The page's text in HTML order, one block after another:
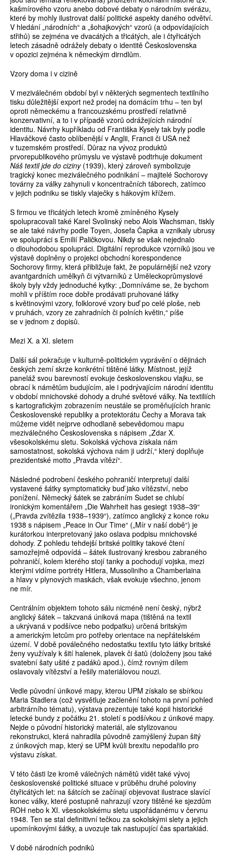
kašmírového vzoru anebo dobové debaty o národním svérázu,
které by mohly ilustrovat další politické aspekty daného odvětví.
V hledání „národních“ a „šohajkových“ vzorů (a odpovídajících
střihů) se zejména ve dvacátých a třicátých, ale i čtyřicátých
letech zásadně odrážely debaty o identitě Československa
v opozici zejména k německým dirndlům.
Vzory doma i v cizině
V meziválečném období byl v některých segmentech textilního
tisku důležitější export než prodej na domácím trhu – ten byl
oproti německému a francouzskému prostředí relativně
konzervativní, a to i v případě vzorů odrážejících národní
identitu. Návrhy kupříkladu od Františka Kysely tak byly podle
Hlaváčkové často oblíbenější v Anglii, Francii či USA než
v tuzemském prostředí. Důraz na vývoz produktů
prvorepublikového průmyslu ve výstavě podtrhuje dokument
Náš textil jde do ciziny(1939), který zároveň symbolizuje
tragický konec meziválečného podnikání – majitelé Sochorovy
továrny za války zahynuli v koncentračních táborech, zatímco
v jejich podniku se tiskly vlaječky s hákovým křížem.
S firmou ve třicátých letech kromě zmíněného Kysely
spolupracovali také Karel Svolinský nebo Alois Wachsman, tiskly
se ale také návrhy podle Toyen, Josefa Čapka a vznikaly ubrusy
ve spolupráci s Emilií Paličkovou. Nikdy se však nejednalo
o dlouhodobou spolupráci. Digitální reprodukce vzorníků jsou ve
výstavě doplněny o projekci obchodní korespondence
Sochorovy firmy, která přibližuje fakt, že populárnější než vzory
avantgardních umělkyň či výtvarníků z Uměleckoprůmyslové
školy byly vždy jednoduché kytky: „Domníváme se, že bychom
mohli v příštím roce dobře prodávati pruhované látky
s květinovými vzory, folklorové vzory buď po celé ploše, neb
v pruhách, vzory ze zahradních či polních květin,“ píše
se v jednom z dopisů.
Mezi X. a XI. sletem
Další sál pokračuje v kulturně-politickém vyprávění o dějinách
českých zemí skrze konkrétní tištěné látky. Místnost, jejíž
paneláž svou barevností evokuje československou vlajku, se
obrací k námětům budujícím, ale i podrývajícím národní identitu
v období mnichovské dohody a druhé světové války. Na textiliích
s kartografickým zobrazením neustále se proměňujících hranic
Československé republiky a protektorátu Čechy a Morava tak
můžeme vidět nejprve odhodlaně sebevědomou mapu
meziválečného Československa s nápisem „Zdar X.
všesokolskému sletu. Sokolská výchova získala nám
samostatnost, sokolská výchova nám ji udrží,“ který doplňuje
prezidentské motto „Pravda vítězí“.
Následné podrobení českého pohraničí interpretují další
vystavené šátky symptomaticky buď jako vítězství, nebo
ponížení. Německý šátek se zabráním Sudet se chlubí
ironickým komentářem „Die Wahrheit has gesiegt 1938–39“
(„Pravda zvítězila 1938–1939“), zatímco anglický z konce roku
1938 s nápisem „Peace in Our Time“ („Mír v naší době“) je
kurátorkou interpretovaný jako oslava podpisu mnichovské
dohody. Z pohledu tehdejší britské politiky takové čtení
samozřejmě odpovídá – šátek ilustrovaný kresbou zabraného
pohraničí, kolem kterého stojí tanky a pochodují vojska, mezi
kterými vidíme portréty Hitlera, Mussoliniho a Chamberlaina
a hlavy v plynových maskách, však evokuje všechno, jenom
ne mír.
Centrálním objektem tohoto sálu nicméně není český, nýbrž
anglický šátek – takzvaná úniková mapa (tištěná na textil
a ukrývaná v podšívce nebo podpatku) určená britským
a americkým letcům pro potřeby orientace na nepřátelském
území. V době poválečného nedostatku textilu tyto látky britské
ženy využívaly k šití halenek, plavek či šatů (doloženy jsou také
svatební šaty ušité z padáků apod.), čímž rovným dílem
oslavovaly vítězství a řešily materiálovou nouzi.
Vedle původní únikové mapy, kterou UPM získalo se sbírkou
Maria Stadlera (což vysvětluje začlenění tohoto na první pohled
arbitrárního tématu), výstava prezentuje také kopii historické
letecké bundy z počátku 21. století s podšívkou z únikové mapy.
Nejde o původní historický materiál, ale stylizovanou
rekonstrukci, která nahradila původně zamýšlený župan šitý
z únikových map, který se UPM kvůli brexitu nepodařilo pro
výstavu získat.
V této části lze kromě válečných námětů vidět také vývoj
československé politické situace v průběhu druhé poloviny
čtyřicátých let: na šátcích se začínají objevovat ilustrace slavící
konec války, které postupně nahrazují vzory tištěné ke sjezdům
ROH nebo k XI. všesokolskému sletu uspořádanému v červnu
1948. Ten se stal definitivní tečkou za sokolskými slety a jejich
upomínkovými šátky, a uvozuje tak nastupující čas spartakiád.
V době národních podniků